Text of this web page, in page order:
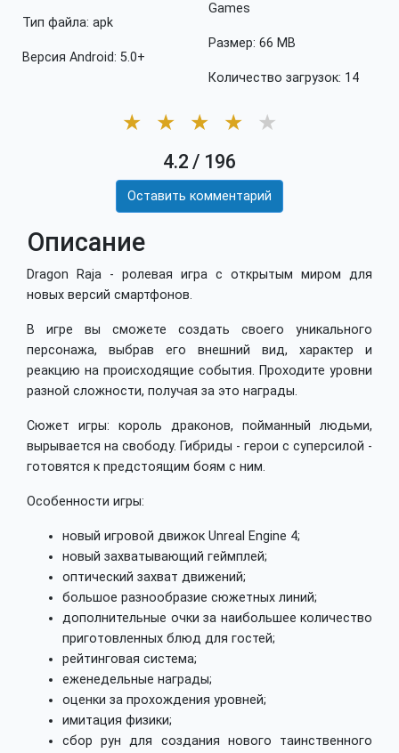
Тип файла: apk
Версия Android: 5.0+
Games
Размер: 66 MB
Количество загрузок: 14
★ ★ ★ ★ ★
4.2 / 196
Оставить комментарий
Описание
Dragon Raja - ролевая игра с открытым миром для
новых версий смартфонов.
В игре вы сможете создать своего уникального
персонажа, выбрав его внешний вид, характер и
реакцию на происходящие события. Проходите уровни
разной сложности, получая за это награды.
Сюжет игры: король драконов, пойманный людьми,
вырывается на свободу. Гибриды - герои с суперсилой -
готовятся к предстоящим боям с ним.
Особенности игры:
новый игровой движок Unreal Engine 4;
новый захватывающий геймплей;
оптический захват движений;
большое разнообразие сюжетных линий;
дополнительные очки за наибольшее количество
приготовленных блюд для гостей;
рейтинговая система;
еженедельные награды;
оценки за прохождения уровней;
имитация физики;
сбор рун для создания нового таинственного